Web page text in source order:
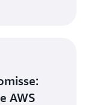
AWS